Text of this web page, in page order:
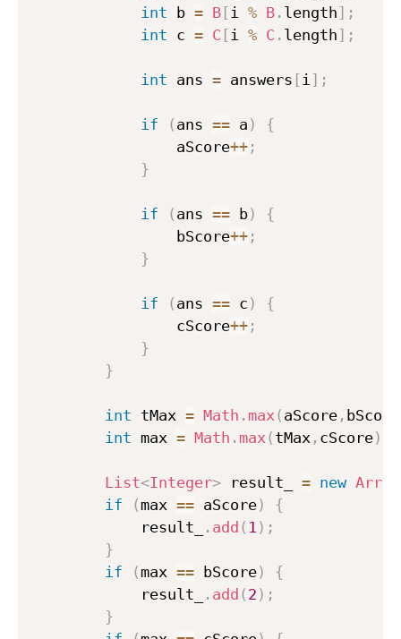
int b = B [ i % B . length ] ;
int c = C [ i % C . length ] ;
int ans = answers [ i ] ;
if ( ans == a )
{
                aScore
++ ;
}
if ( ans == b)
{
                bScore
++ ;
}
if ( ans == c )
{
                cScore
++ ;
}
}
int tMax = Math . max ( aScore , bScore
int max = Math . max ( tMax , cScore)
List<Integer> result_ = new
if
( max == aScore)
{
            result_
. add ( 1 ) ;
}
if
( max == bScore)
{
            result_
. add ( 2 ) ;
}